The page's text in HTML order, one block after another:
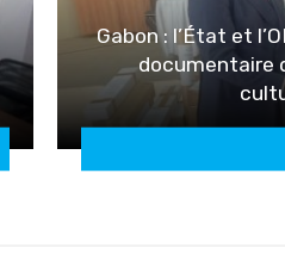
Gabon : l’État et
documentaire